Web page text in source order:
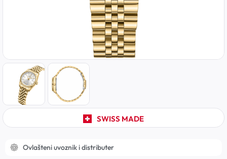
SWISS MADE
Ovlašteni uvoznik i distributer